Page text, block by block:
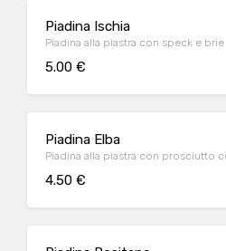
Piadina Ischia
Piadina alla piastra con speck e brie
5.00 €
Piadina Elba
Piadina alla piastra con prosciutto
4.50 €